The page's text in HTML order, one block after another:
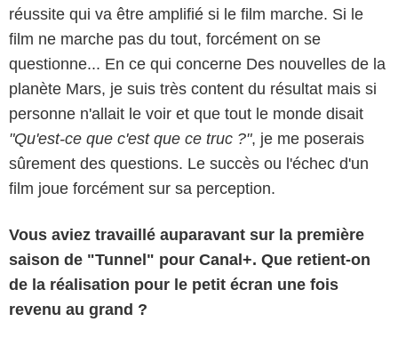
réussite qui va être amplifié si le film marche. Si le
film ne marche pas du tout, forcément on se
questionne... En ce qui concerne Des nouvelles de la
planète Mars, je suis très content du résultat mais si
personne n'allait le voir et que tout le monde disait
"Qu'est-ce que c'est que ce truc ?", je me poserais
sûrement des questions. Le succès ou l'échec d'un
film joue forcément sur sa perception.
Vous aviez travaillé auparavant sur la première
saison de "Tunnel" pour Canal+. Que retient-on
de la réalisation pour le petit écran une fois
revenu au grand ?